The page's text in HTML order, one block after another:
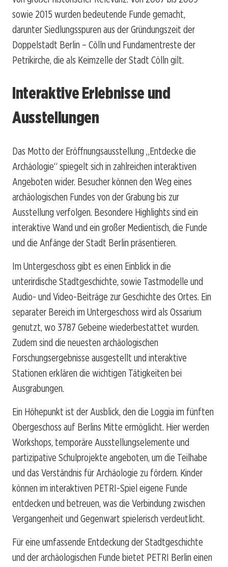
sowie 2015 wurden bedeutende Funde gemacht,
darunter Siedlungsspuren aus der Gründungszeit der
Doppelstadt Berlin – Cölln und Fundamentreste der
Petrikirche, die als Keimzelle der Stadt Cölln gilt.
Interaktive Erlebnisse und
Ausstellungen
Das Motto der Eröffnungsausstellung „Entdecke die
Archäologie“ spiegelt sich in zahlreichen interaktiven
Angeboten wider. Besucher können den Weg eines
archäologischen Fundes von der Grabung bis zur
Ausstellung verfolgen. Besondere Highlights sind ein
interaktive Wand und ein großer Medientisch, die Funde
und die Anfänge der Stadt Berlin präsentieren.
Im Untergeschoss gibt es einen Einblick in die
unterirdische Stadtgeschichte, sowie Tastmodelle und
Audio- und Video-Beiträge zur Geschichte des Ortes. Ein
separater Bereich im Untergeschoss wird als Ossarium
genutzt, wo 3787 Gebeine wiederbestattet wurden.
Zudem sind die neuesten archäologischen
Forschungsergebnisse ausgestellt und interaktive
Stationen erklären die wichtigen Tätigkeiten bei
Ausgrabungen.
Ein Höhepunkt ist der Ausblick, den die Loggia im fünften
Obergeschoss auf Berlins Mitte ermöglicht. Hier werden
Workshops, temporäre Ausstellungselemente und
partizipative Schulprojekte angeboten, um die Teilhabe
und das Verständnis für Archäologie zu fördern. Kinder
können im interaktiven PETRI-Spiel eigene Funde
entdecken und betreuen, was die Verbindung zwischen
Vergangenheit und Gegenwart spielerisch verdeutlicht.
Für eine umfassende Entdeckung der Stadtgeschichte
und der archäologischen Funde bietet PETRI Berlin einen